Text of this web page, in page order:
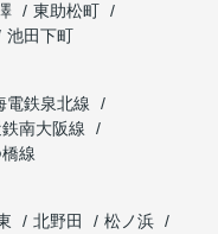
東助松町
池田下町
電鉄泉北線
南大阪線
線
北野田
松ノ浜